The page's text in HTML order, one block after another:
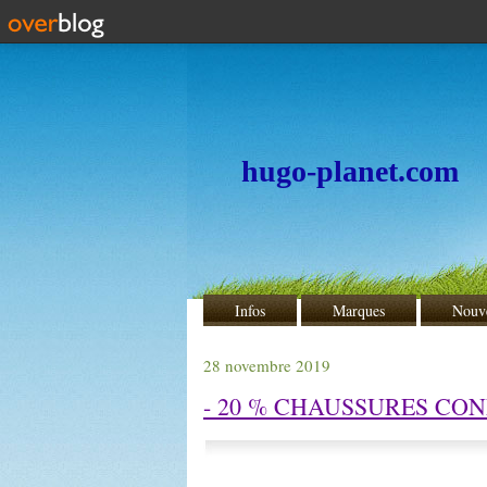
hugo-planet.com
Infos Marques
28 novembre 2019
- 20 % CHAUSSURES